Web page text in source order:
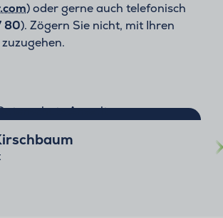
) oder gerne auch telefonisch
80). Zögern Sie nicht, mit Ihren